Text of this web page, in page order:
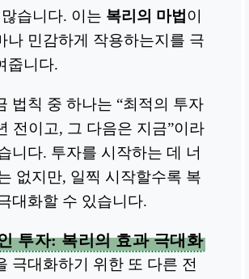
습니다. 이는 복리의 마법 이
나 민감하게 작용하는지를 극
줍니다.
법칙 중 하나는 “최적의 투자
전이고, 그 다음은 지금”이라
니다. 투자를 시작하는 데 너
없지만, 일찍 시작할수록 복
대화할 수 있습니다.
투자: 복리의 효과 극대화
극대화하기 위한 또 다른 전